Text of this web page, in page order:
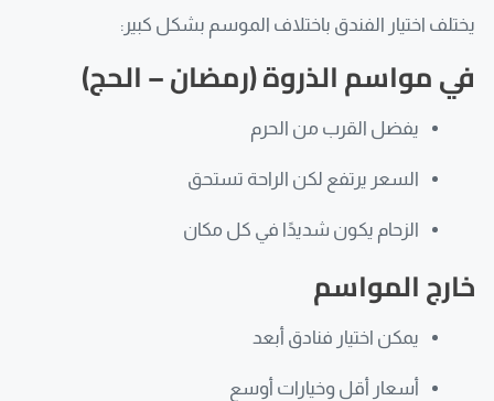
يختلف اختيار الفندق باختلاف الموسم بشكل كبير:
في مواسم الذروة (رمضان – الحج)
يفضل القرب من الحرم
السعر يرتفع لكن الراحة تستحق
الزحام يكون شديدًا في كل مكان
خارج المواسم
يمكن اختيار فنادق أبعد
أسعار أقل وخيارات أوسع